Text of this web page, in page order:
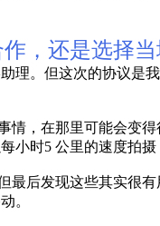
，还是选择当
。但这次的协议是
，在那里可能会变
时5 公里的速度拍
后发现这些其实很
。